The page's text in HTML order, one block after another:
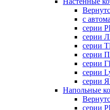
с
серии
серии
серии
серии
серии
серии
серии
Напольные
серии